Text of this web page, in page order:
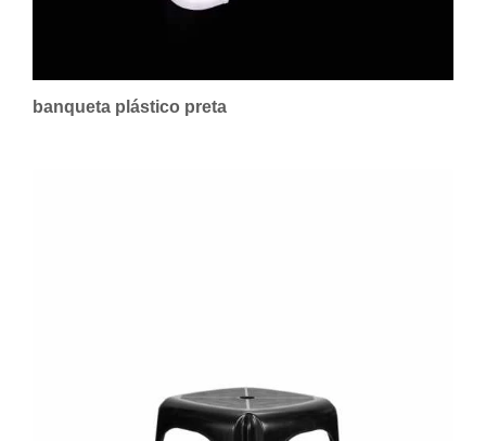
banqueta plástico preta